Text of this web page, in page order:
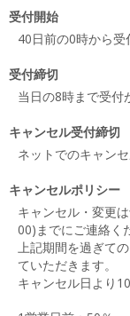
受付開始
40日前の0時から受
受付締切
当日の8時まで受付
キャンセル受付締切
ネットでのキャン
キャンセルポリシー
キャンセル・変更
00)までにご連絡く
上記期間を過ぎて
ていただきます。
キャンセル日より